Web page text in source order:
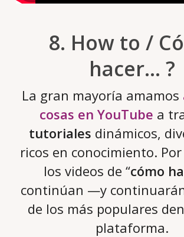
8. How to /
hacer… ?
La gran mayoría amamos
cosas en YouTube a
tutoriales dinámicos,
ricos en conocimiento.
los videos de “cómo
continúan —y
de los más populares
plataforma.